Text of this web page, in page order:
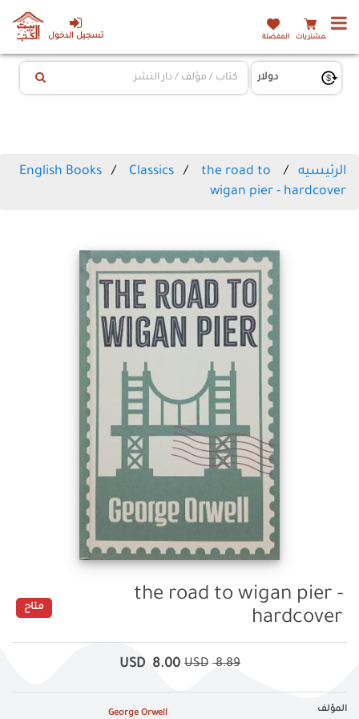
تسجيل الدخول المشتريات المفضلة
الرئيسيه English Books Classics
the road to
wigan pier - hardcover
the road to wigan pier -
hardcover
متاح
8.89
USD
8.00
USD
المؤلف George Orwell